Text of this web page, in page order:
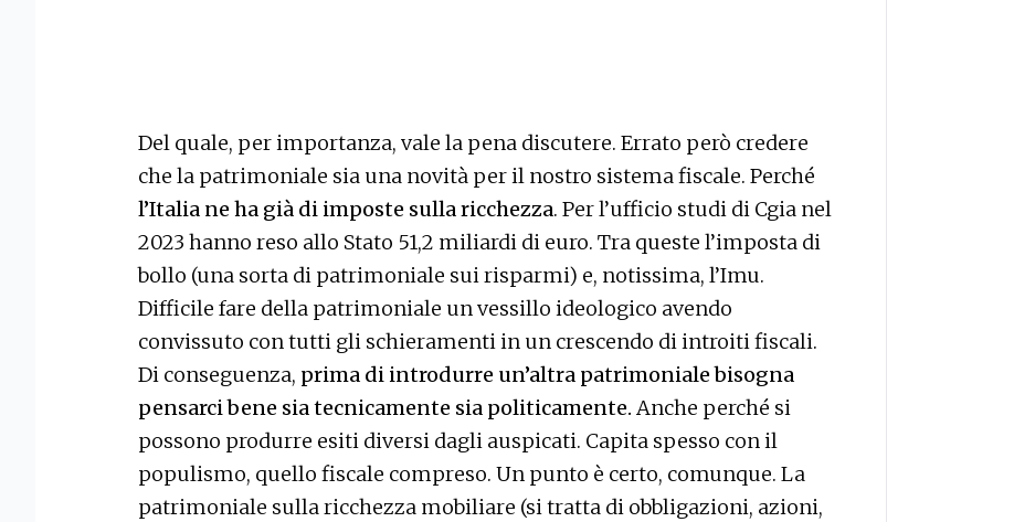
Del quale, per importanza, vale la pena discutere. Errato però credere
che la patrimoniale sia una novità per il nostro sistema fiscale. Perché
l’Italia ne ha già di imposte sulla ricchezza. Per l’ufficio studi di Cgia nel
2023 hanno reso allo Stato 51,2 miliardi di euro. Tra queste l’imposta di
bollo (una sorta di patrimoniale sui risparmi) e, notissima, l’Imu.
Difficile fare della patrimoniale un vessillo ideologico avendo
convissuto con tutti gli schieramenti in un crescendo di introiti fiscali.
Di conseguenza, prima di introdurre un’altra patrimoniale bisogna
pensarci bene sia tecnicamente sia politicamente. Anche perché si
possono produrre esiti diversi dagli auspicati. Capita spesso con il
populismo, quello fiscale compreso. Un punto è certo, comunque. La
patrimoniale sulla ricchezza mobiliare (si tratta di obbligazioni, azioni,